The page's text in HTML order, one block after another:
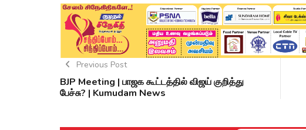
Previous Post
BJP Meeting | பாஜக கூட்டத்தில் விஜய் குறித்து
பேச்சு? | Kumudam News